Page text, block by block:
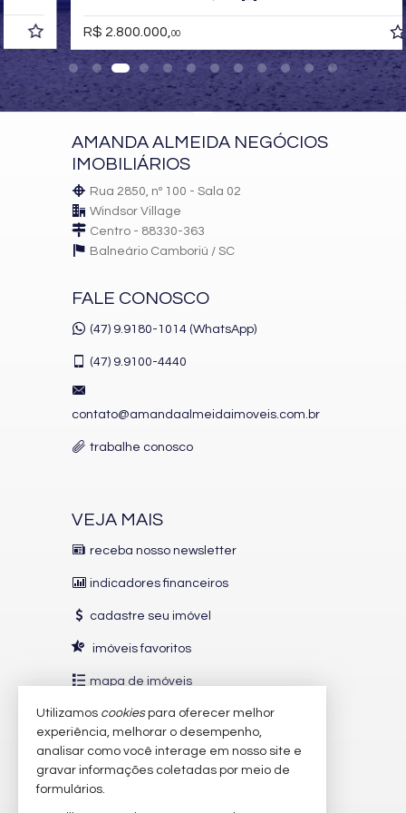
R$ 2.800.000,00
AMANDA ALMEIDA NEGÓCIOS
IMOBILIÁRIOS
Rua 2850, nº 100 - Sala 02
Windsor Village
Centro - 88330-363
Balneário Camboriú / SC
FALE CONOSCO
(47) 9.9180-1014 (WhatsApp)
(47) 9.9100-4440
contato@amandaalmeidaimoveis.com.br
trabalhe conosco
VEJA MAIS
receba nosso newsletter
indicadores financeiros
cadastre seu imóvel
imóveis favoritos
mapa de imóveis
INDICADORESFINANCEIROS
CUB / SC
R$ 3.151,24
Poupança
0,6738%
Utilizamos cookiespara oferecer melhor
experiência, melhorar o desempenho,
analisar como você interage em nosso site e
gravar informações coletadas por meio de
formulários.